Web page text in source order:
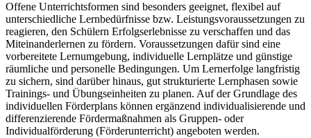
Offene Unterrichtsformen sind besonders geeignet, flexibel auf
unterschiedliche Lernbedürfnisse bzw. Leistungsvoraussetzungen zu
reagieren, den Schülern Erfolgserlebnisse zu verschaffen und das
Miteinanderlernen zu fördern. Voraussetzungen dafür sind eine
vorbereitete Lernumgebung, individuelle Lernplätze und günstige
räumliche und personelle Bedingungen. Um Lernerfolge langfristig
zu sichern, sind darüber hinaus, gut strukturierte Lernphasen sowie
Trainings- und Übungseinheiten zu planen. Auf der Grundlage des
individuellen Förderplans können ergänzend individualisierende und
differenzierende Fördermaßnahmen als Gruppen- oder
Individualförderung (Förderunterricht) angeboten werden.